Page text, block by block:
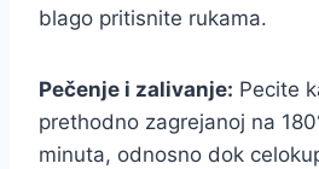
blago pritisnite rukama.
Pečenje i zalivanje: Pecite
prethodno zagrejanoj na
minuta, odnosno dok